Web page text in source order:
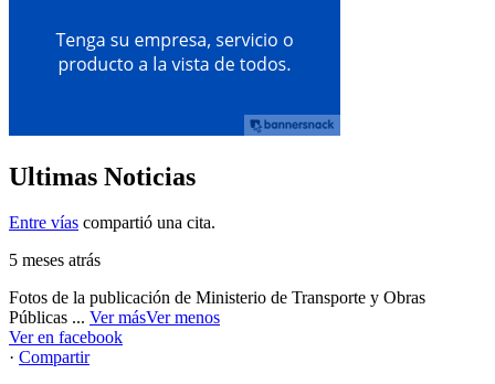
Ultimas Noticias
Entre vías compartió una cita.
5 meses atrás
Fotos de la publicación de Ministerio de Transporte y Obras
Públicas ... Ver másVer menos
Ver en facebook
· Compartir